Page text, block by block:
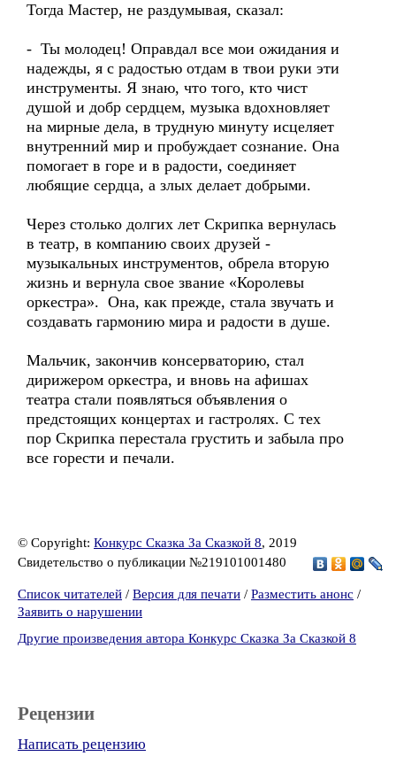
Тогда Мастер, не раздумывая, сказал:
- Ты молодец! Оправдал все мои ожидания и
надежды, я с радостью отдам в твои руки эти
инструменты. Я знаю, что того, кто чист
душой и добр сердцем, музыка вдохновляет
на мирные дела, в трудную минуту исцеляет
внутренний мир и пробуждает сознание. Она
помогает в горе и в радости, соединяет
любящие сердца, а злых делает добрыми.
Через столько долгих лет Скрипка вернулась
в театр, в компанию своих друзей -
музыкальных инструментов, обрела вторую
жизнь и вернула свое звание «Королевы
оркестра». Она, как прежде, стала звучать и
создавать гармонию мира и радости в душе.
Мальчик, закончив консерваторию, стал
дирижером оркестра, и вновь на афишах
театра стали появляться объявления о
предстоящих концертах и гастролях. С тех
пор Скрипка перестала грустить и забыла про
все горести и печали.
© Copyright: Конкурс Сказка За Сказкой 8, 2019
Свидетельство о публикации №219101001480
Список читателей / Версия для печати / Разместить анонс /
Заявить о нарушении
Другие произведения автора Конкурс Сказка За Сказкой 8
Рецензии
Написать рецензию